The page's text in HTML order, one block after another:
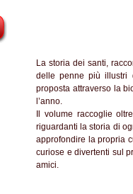
La storia dei santi,
delle penne più illustri
proposta attraverso la
l’anno.
Il volume raccoglie
riguardanti la storia di
approfondire la propria
curiose e divertenti sul
amici.